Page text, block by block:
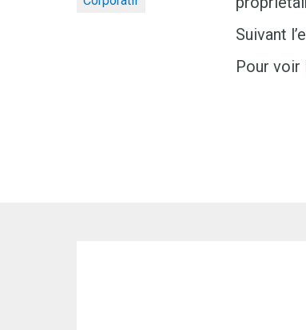
Suivant
Pour voir